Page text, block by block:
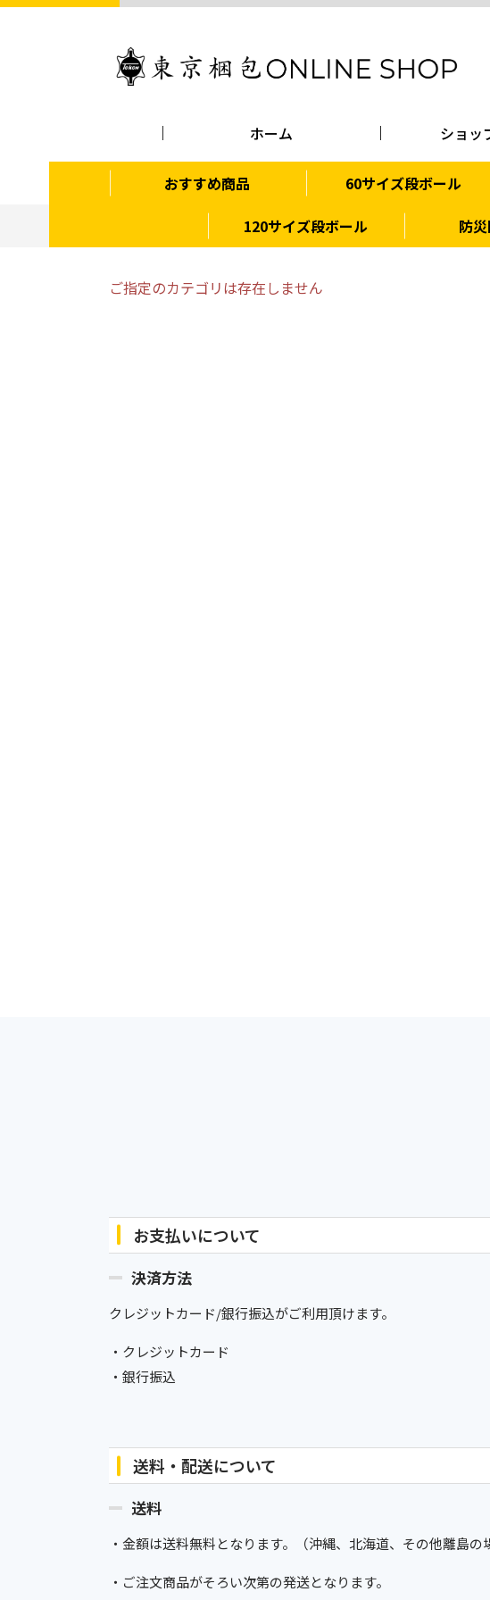
ホーム ショッ
おすすめ商品 60サイズ段ボール
120サイズ段ボール
防
ご指定のカテゴリは存在しません
お支払いについて
決済方法
クレジットカード/銀行振込がご利用頂けます。
・クレジットカード
・銀行振込
送料・配送について
送料
・金額は送料無料となります。（沖縄、北海道、その他離島の
・ご注文商品がそろい次第の発送となります。